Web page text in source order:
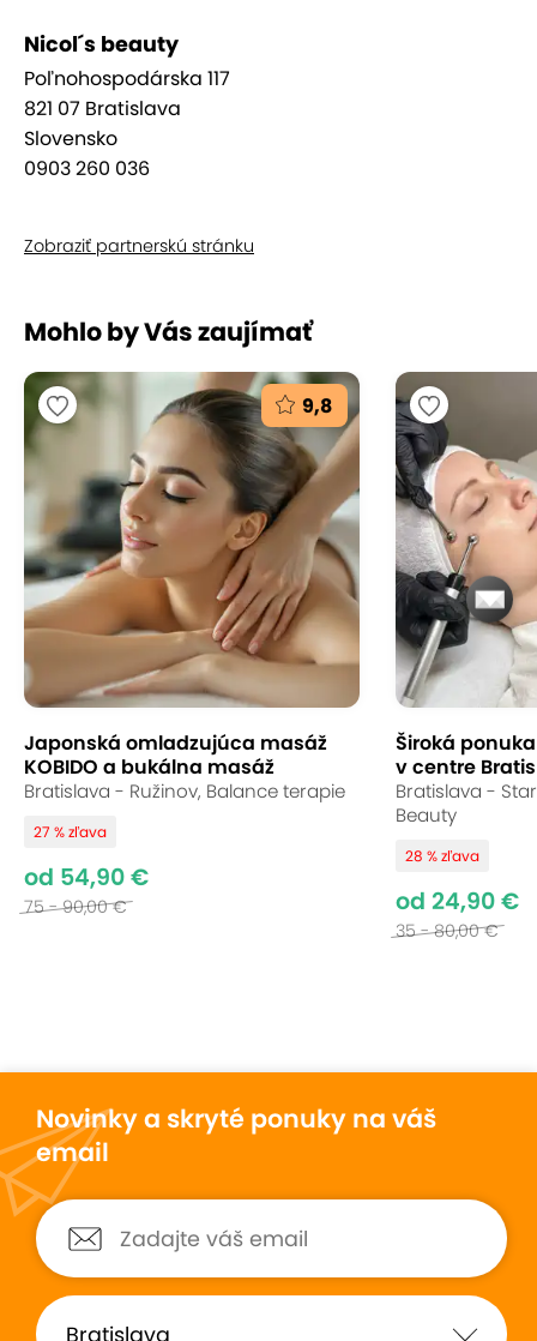
Nicol´s beauty
Poľnohospodárska 117
821 07 Bratislava
Slovensko
0903 260 036
Zobraziť partnerskú stránku
Mohlo by Vás zaujímať
9,8
Japonská omladzujúca masáž
KOBIDO a bukálna masáž
Bratislava - Ružinov, Balance terapie
27 % zľava
od 54,90 €
75 - 90,00 €
Široká
v centre
Bratislava -
Beauty
28 % zľava
od 24,90 €
35 - 80,00 €
Novinky a skryté ponuky na váš
email